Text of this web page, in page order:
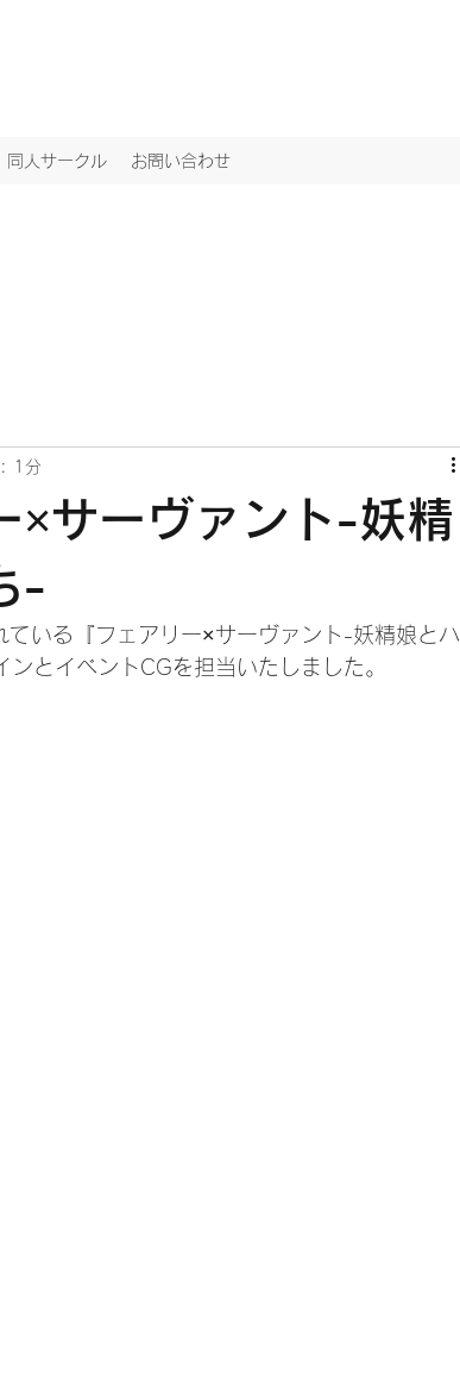
同人サークル お問い合わせ
×サーヴァント-妖精
-
: 1分
いる『フェアリー×サーヴァント-妖精娘とハ
とイベントCGを担当いたしました。